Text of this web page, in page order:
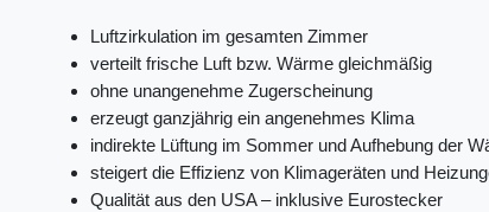
Luftzirkulation im gesamten Zimmer
verteilt frische Luft bzw. Wärme gleichmäßig
ohne unangenehme Zugerscheinung
erzeugt ganzjährig ein angenehmes Klima
indirekte Lüftung im Sommer und Aufhebung der
steigert die Effizienz von Klimageräten und
Qualität aus den USA – inklusive Eurostecker